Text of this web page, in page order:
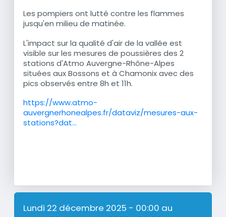
Les pompiers ont lutté contre les flammes
jusqu'en milieu de matinée.
L'impact sur la qualité d'air de la vallée est
visible sur les mesures de poussières des 2
stations d'Atmo Auvergne-Rhône-Alpes
situées aux Bossons et à Chamonix avec des
pics observés entre 8h et 11h.
https://www.atmo-
auvergnerhonealpes.fr/dataviz/mesures-aux-
stations?dat…
Lundi 22 décembre 2025 - 00:00 au